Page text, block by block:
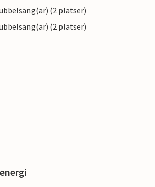
(2 platser)
(2 platser)